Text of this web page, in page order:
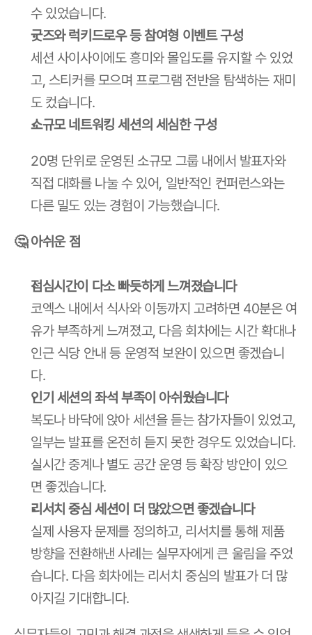
수 있었습니다.
굿즈와 럭키드로우 등 참여형 이벤트 구성
세션 사이사이에도 흥미와 몰입도를 유지할 수 있었
고, 스티커를 모으며 프로그램 전반을 탐색하는 재미
도 컸습니다.
소규모 네트워킹 세션의 세심한 구성
20명 단위로 운영된 소규모 그룹 내에서 발표자와
직접 대화를 나눌 수 있어, 일반적인 컨퍼런스와는
다른 밀도 있는 경험이 가능했습니다.
🤔 아쉬운 점
점심시간이 다소 빠듯하게 느껴졌습니다
코엑스 내에서 식사와 이동까지 고려하면 40분은 여
유가 부족하게 느껴졌고, 다음 회차에는 시간 확대나
인근 식당 안내 등 운영적 보완이 있으면 좋겠습니
다.
인기 세션의 좌석 부족이 아쉬웠습니다
복도나 바닥에 앉아 세션을 듣는 참가자들이 있었고,
일부는 발표를 온전히 듣지 못한 경우도 있었습니다.
실시간 중계나 별도 공간 운영 등 확장 방안이 있으
면 좋겠습니다.
리서치 중심 세션이 더 많았으면 좋겠습니다
실제 사용자 문제를 정의하고, 리서치를 통해 제품
방향을 전환해낸 사례는 실무자에게 큰 울림을 주었
습니다. 다음 회차에는 리서치 중심의 발표가 더 많
아지길 기대합니다.